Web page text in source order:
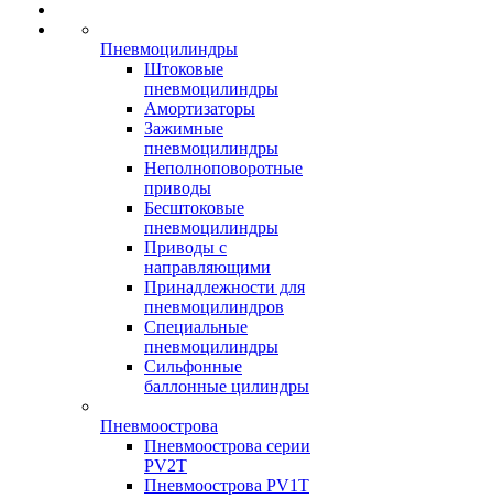
Пневмоцилиндры
Штоковые
пневмоцилиндры
Амортизаторы
Зажимные
пневмоцилиндры
Неполноповоротные
приводы
Бесштоковые
пневмоцилиндры
Приводы с
направляющими
Принадлежности для
пневмоцилиндров
Специальные
пневмоцилиндры
Сильфонные
баллонные цилиндры
Пневмоострова
Пневмоострова серии
PV2T
Пневмоострова PV1T